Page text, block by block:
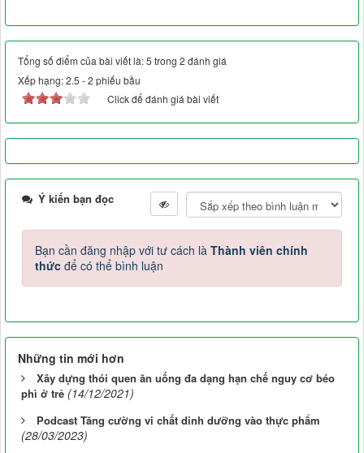
Tổng số điểm của bài viết là: 5 trong 2 đánh giá
Xếp hạng:2.5 -2 phiếu bầu
Click để đánh giá bài viết
Ý kiến bạn đọc
Bạn cần đăng nhập với tư cách là Thành viên chính
thức để có thể bình luận
Những tin mới hơn
Xây dựng thói quen ăn uống đa dạng hạn chế nguy cơ béo
phì ở trẻ (14/12/2021)
Podcast Tăng cường vi chất dinh dưỡng vào thực phẩm
(28/03/2023)